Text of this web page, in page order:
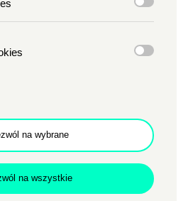
BROTHER„
i najlepszy od lat film Jima
na wybrane
na wszystkie